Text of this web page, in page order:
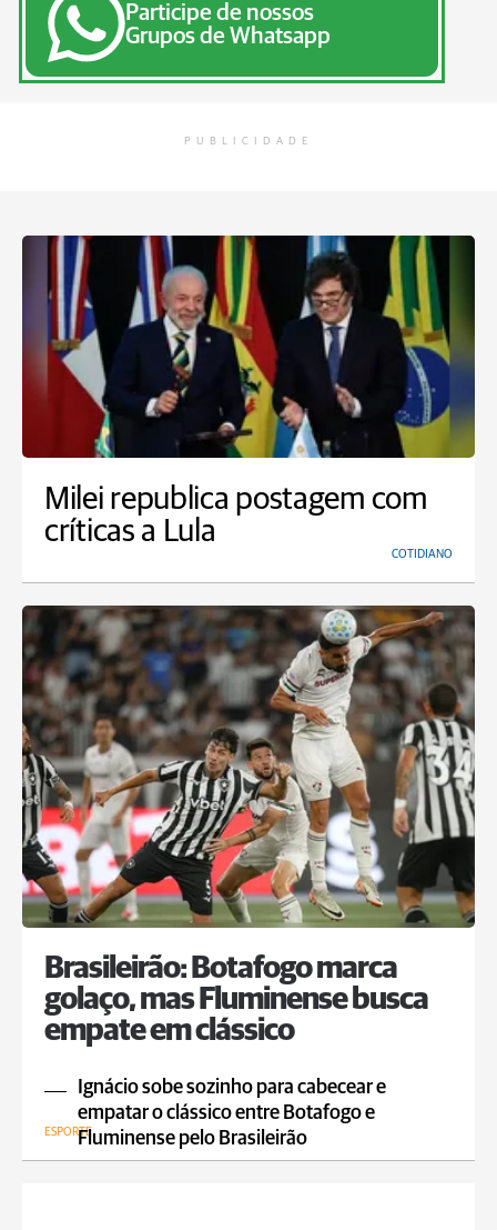
Participe de nossos
Grupos de Whatsapp
PUBLICIDADE
Milei republica postagem com
críticas a Lula
COTIDIANO
Brasileirão: Botafogo marca
golaço, mas Fluminense busca
empate em clássico
Ignácio sobe sozinho para cabecear e
empatar o clássico entre Botafogo e
Fluminense pelo Brasileirão
ESPORTE